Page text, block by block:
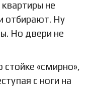
не
отбирают. Ну
Но двери не
«смирно»,
с ноги на